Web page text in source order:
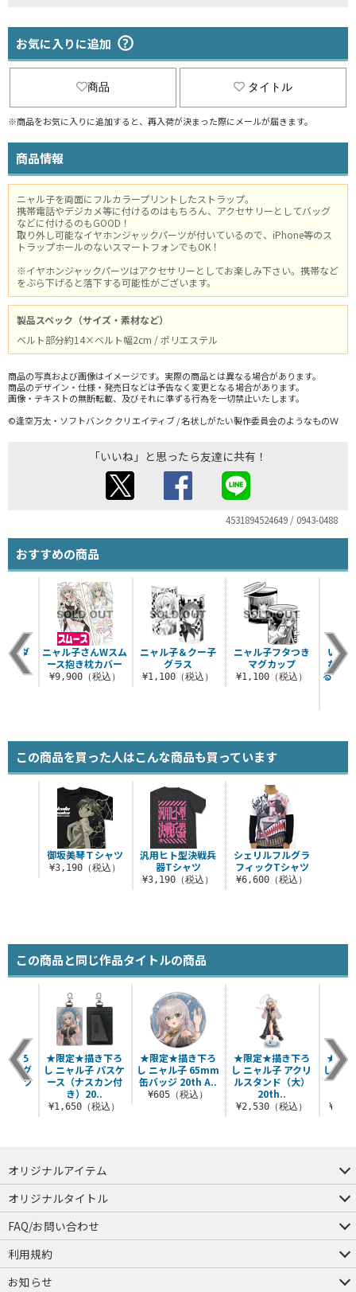
お気に入りに追加
商品 タイトル
※商品をお気に入りに追加すると、再入荷が決まった際にメールが届きます。
商品情報
ニャル子を両面にフルカラープリントしたストラップ。
携帯電話やデジカメ等に付けるのはもちろん、アクセサリーとしてバッグ
などに付けるのもGOOD！
取り外し可能なイヤホンジャックパーツが付いているので、iPhone等のス
トラップホールのないスマートフォンでもOK！
※イヤホンジャックパーツはアクセサリーとしてお楽しみ下さい。携帯など
をぶら下げると落下する可能性がございます。
製品スペック（サイズ・素材など）
ベルト部分約14×ベルト幅2cm / ポリエステル
商品の写真および画像はイメージです。実際の商品とは異なる場合があります。
商品のデザイン・仕様・発売日などは予告なく変更となる場合があります。
画像・テキストの無断転載、及びそれに準ずる行為を一切禁止いたします。
©逢空万太・ソフトバンク クリエイティブ / 名状しがたい製作委員会のようなものＷ
「いいね」と思ったら友達に共有！
4531894524649 / 0943-0488
おすすめの商品
ニャル子＆クー子
グラス
¥1,100（税込）
ニャル子フタつき
マグカップ
¥1,100（税込）
いつ
なた
る混沌
ルダ
込）
ニャル子さんWスム
ース抱き枕カバー
¥9,900（税込）
この商品を買った人はこんな商品も買っています
汎用ヒト型決戦兵
器Tシャツ
¥3,190（税込）
シェリルフルグラ
フィックTシャツ
¥6,600（税込）
御坂美琴Ｔシャツ
¥3,190（税込）
この商品と同じ作品タイトルの商品
★限定★描き下ろ
し ニャル子 65mm
缶バッジ 20th A..
¥605（税込）
★限定★描き下ろ
し ニャル子 アクリ
ルスタンド（大）
20th..
¥2,530（税込）
★限
し ニ
ン
下ろ
フルグ
シャツ
★限定★描き下ろ
し ニャル子 パスケ
ース（ナスカン付
き）20..
¥1,650（税込）
オリジナルアイテム
つままれ
つかまれ
ピョコッテ
オリジナルタイトル
アイテムヤ
ミスカトニック大學購買部
FAQ/お問い合わせ
FAQ
お問い合わせ
利用規約
会員規約・ポイント規約
特定商取引法に関する表示
プライバシーポリシー
お知らせ